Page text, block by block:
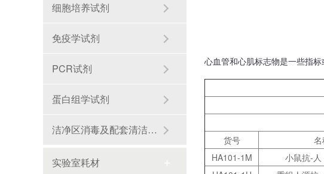
心血管和心肌标志物是一些指
货号
HA101-1M
小鼠抗-
细胞培养试剂
免疫学试剂
PCR试剂
蛋白组学试剂
洁净区消毒及配套清洁耗材
实验室耗材